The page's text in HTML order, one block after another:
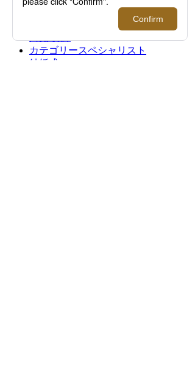
メンズテーラードクロージング
口元 勇輝
カテゴリースペシャリスト
結婚式